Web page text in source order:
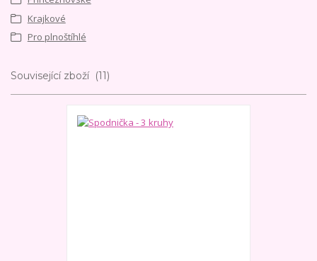
Krajkové
Pro plnoštíhlé
Související zboží 11